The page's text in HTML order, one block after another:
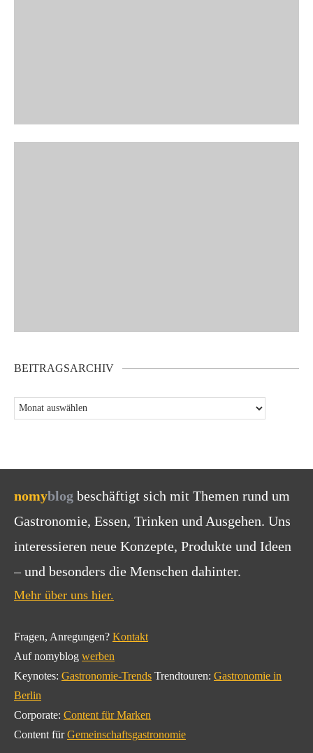
BEITRAGSARCHIV
nomyblog beschäftigt sich mit Themen rund um
Gastronomie, Essen, Trinken und Ausgehen. Uns
interessieren neue Konzepte, Produkte und Ideen
– und besonders die Menschen dahinter.
Mehr über uns hier.
Fragen, Anregungen? Kontakt
Auf nomyblog werben
Keynotes: Gastronomie-Trends Trendtouren: Gastronomie in
Berlin
Corporate: Content für Marken
Content fürGemeinschaftsgastronomie